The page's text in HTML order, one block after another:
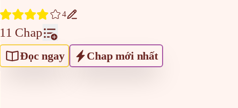
4
11 Chap
Đọc ngay Chap mới nhất